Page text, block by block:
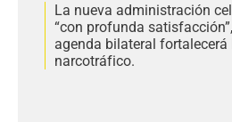
La nueva administración
“con profunda
agenda bilateral
narcotráfico.